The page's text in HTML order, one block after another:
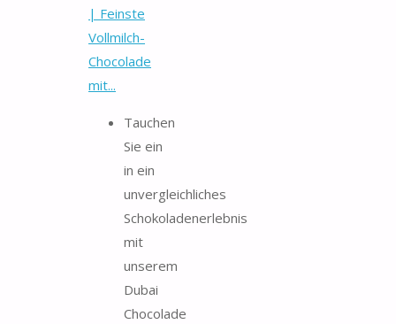
| Feinste
Vollmilch-
Chocolade
mit...
Tauchen
Sie ein
in ein
unvergleichliches
Schokoladenerlebnis
mit
unserem
Dubai
Chocolade